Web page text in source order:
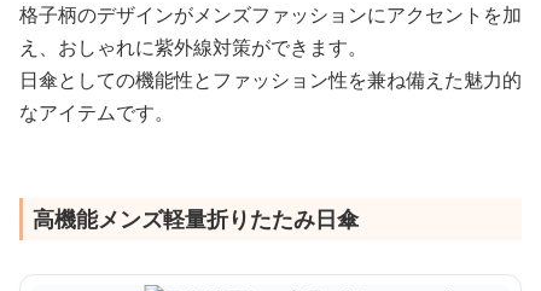
格子柄のデザインがメンズファッションにアクセントを加
え、おしゃれに紫外線対策ができます。
日傘としての機能性とファッション性を兼ね備えた魅力的
なアイテムです。
高機能メンズ軽量折りたたみ日傘